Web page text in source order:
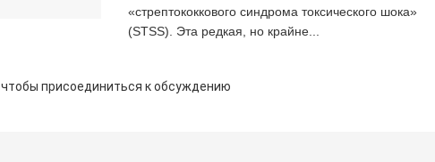
«стрептококкового синдрома токсического шока»
(STSS). Эта редкая, но крайне...
чтобы присоединиться к обсуждению